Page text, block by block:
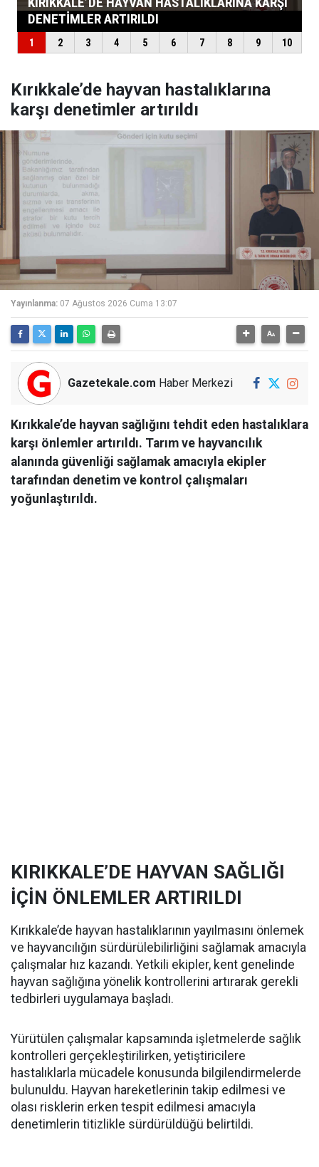
Kırıkkale’de hayvan hastalıklarına
karşı denetimler artırıldı
Yayınlanma: 07 Ağustos 2026 Cuma 13:07
Gazetekale.com Haber Merkezi
Kırıkkale’de hayvan sağlığını tehdit eden hastalıklara
karşı önlemler artırıldı. Tarım ve hayvancılık
alanında güvenliği sağlamak amacıyla ekipler
tarafından denetim ve kontrol çalışmaları
yoğunlaştırıldı.
KIRIKKALE’DE HAYVAN SAĞLIĞI
İÇİN ÖNLEMLER ARTIRILDI
Kırıkkale’de hayvan hastalıklarının yayılmasını önlemek
ve hayvancılığın sürdürülebilirliğini sağlamak amacıyla
çalışmalar hız kazandı. Yetkili ekipler, kent genelinde
hayvan sağlığına yönelik kontrollerini artırarak gerekli
tedbirleri uygulamaya başladı.
Yürütülen çalışmalar kapsamında işletmelerde sağlık
kontrolleri gerçekleştirilirken, yetiştiricilere
hastalıklarla mücadele konusunda bilgilendirmelerde
bulunuldu. Hayvan hareketlerinin takip edilmesi ve
olası risklerin erken tespit edilmesi amacıyla
denetimlerin titizlikle sürdürüldüğü belirtildi.